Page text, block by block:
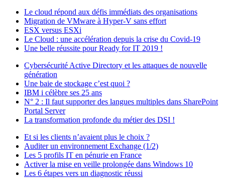
Le cloud répond aux défis immédiats des organisations
Migration de VMware à Hyper-V sans effort
ESX versus ESXi
Le Cloud : une accélération depuis la crise du Covid-19
Une belle réussite pour Ready for IT 2019 !
Cybersécurité Active Directory et les attaques de nouvelle
génération
Une baie de stockage c’est quoi ?
IBM i célèbre ses 25 ans
N° 2 : Il faut supporter des langues multiples dans SharePoint
Portal Server
La transformation profonde du métier des DSI !
Et si les clients n’avaient plus le choix ?
Auditer un environnement Exchange (1/2)
Les 5 profils IT en pénurie en France
Activer la mise en veille prolongée dans Windows 10
Les 6 étapes vers un diagnostic réussi